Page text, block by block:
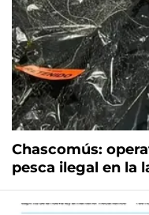
Chascomús:
pesca ilegal en la